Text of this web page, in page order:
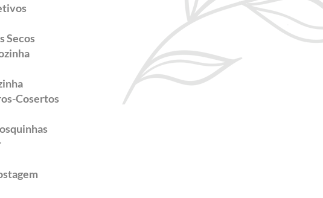
Secos
Cosertos